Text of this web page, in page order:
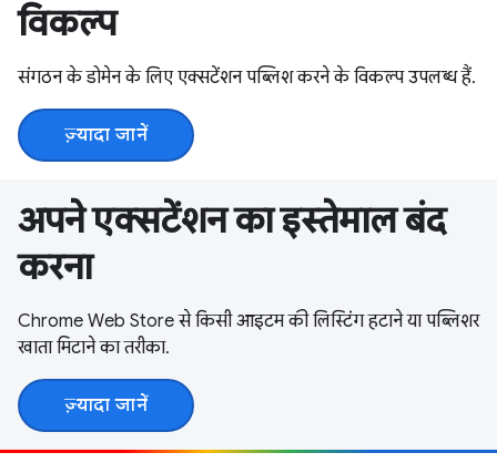
विकल्प
संगठन के डोमेन के लिए एक्सटेंशन पब्लिश करने के विकल्प उपलब्ध हैं.
ज़्यादा जानें
अपने एक्सटेंशन का इस्तेमाल बंद
करना
Chrome Web Store से किसी आइटम की लिस्टिंग हटाने या पब्लिशर
खाता मिटाने का तरीका.
ज़्यादा जानें